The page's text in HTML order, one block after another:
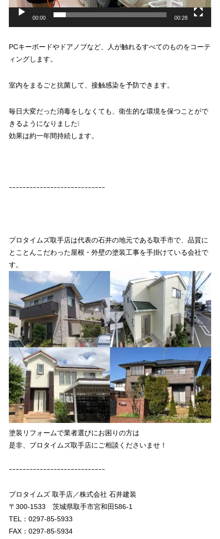
00:00 00:28
PCキーボードやドアノブなど、人が触れるすべてのものをコーテ
ィングします。
室内をまるごと抗菌して、接触感染を予防できます。
毎日大変だった消毒をしなくても、衛生的な環境を保つことがで
きるようになりました❕
効果は約一年間持続します。
ｰｰｰｰｰｰｰｰｰｰｰｰｰｰｰｰｰｰｰｰｰｰｰｰｰｰｰｰ
プロタイムズ取手店は代表の石井の地元である取手市で、品質に
とことんこだわった屋根・外壁の塗装工事を手掛けている会社で
す。
塗装リフォームで業者選びにお困りの方は
是非、プロタイムズ取手店にご相談くださいませ！
ｰｰｰｰｰｰｰｰｰｰｰｰｰｰｰｰｰｰｰｰｰｰｰｰｰｰｰｰ
プロタイムズ 取手店／株式会社 石井建装
〒300-1533 茨城県取手市宮和田586-1
TEL：0297-85-5933
FAX：0297-85-5934